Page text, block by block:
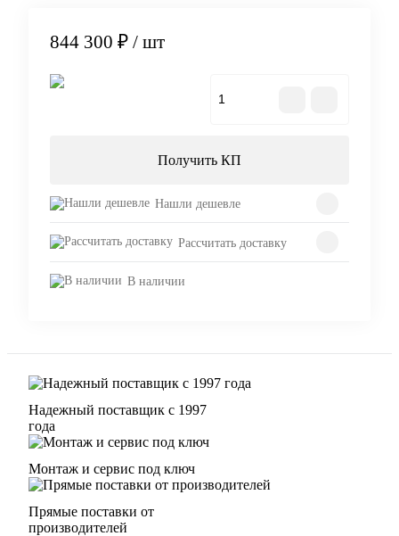
844 300 ₽ / шт
Получить КП
Нашли дешевле
Рассчитать доставку
В наличии
Надежный поставщик с 1997
года
Монтаж и сервис под ключ
Прямые поставки от
производителей